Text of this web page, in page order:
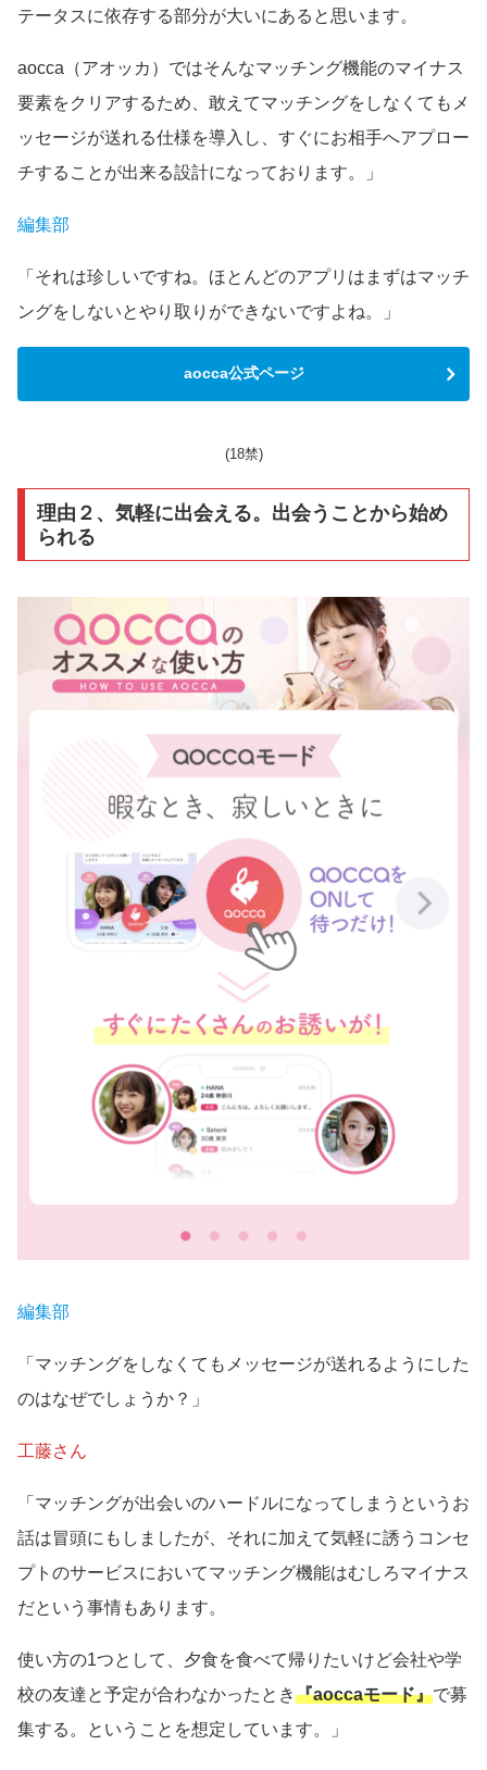
テータスに依存する部分が大いにあると思います。
aocca（アオッカ）ではそんなマッチング機能のマイナス
要素をクリアするため、敢えてマッチングをしなくてもメ
ッセージが送れる仕様を導入し、すぐにお相手へアプロー
チすることが出来る設計になっております。」
編集部
「それは珍しいですね。ほとんどのアプリはまずはマッチ
ングをしないとやり取りができないですよね。」
aocca公式ページ
(18禁)
理由２、気軽に出会える。出会うことから始め
られる
編集部
「マッチングをしなくてもメッセージが送れるようにした
のはなぜでしょうか？」
工藤さん
「マッチングが出会いのハードルになってしまうというお
話は冒頭にもしましたが、それに加えて気軽に誘うコンセ
プトのサービスにおいてマッチング機能はむしろマイナス
だという事情もあります。
使い方の1つとして、夕食を食べて帰りたいけど会社や学
校の友達と予定が合わなかったとき『aoccaモード』で募
集する。ということを想定しています。」